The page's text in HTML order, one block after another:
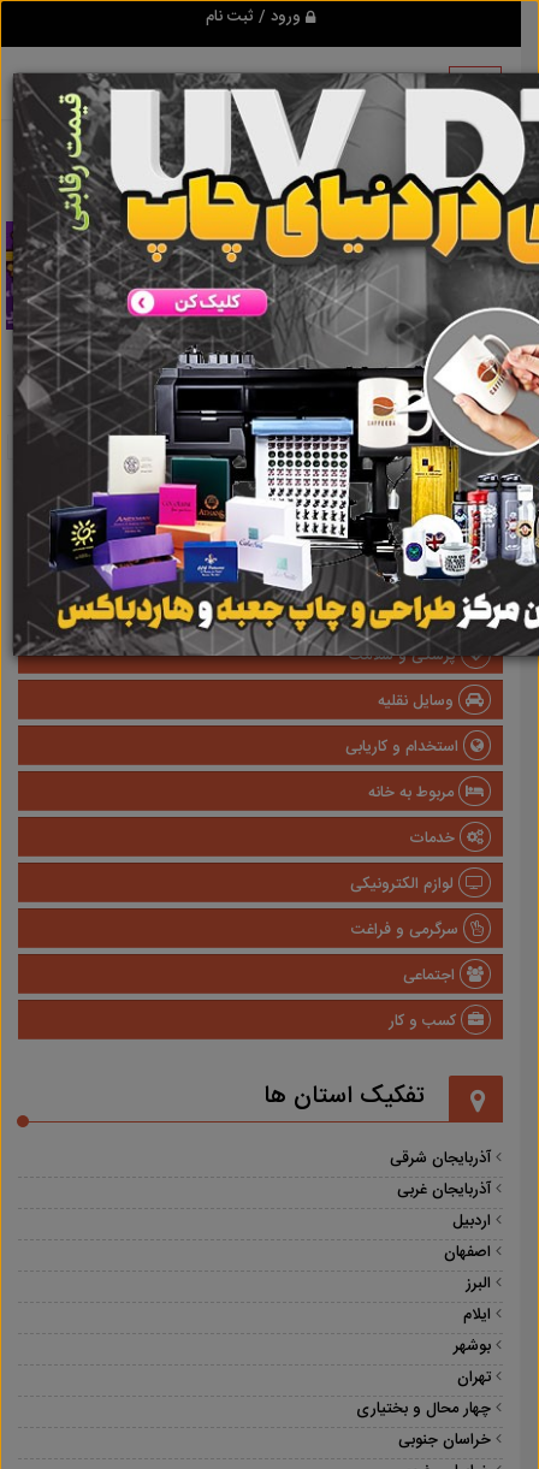
ورود / ثبت نام
تبلیغ کن ویلا چوبی پیش ساخته نتایج جستجو برای برچسبویلا چوبی
پیش ساخته
نتایج جستجو برای برچسبویلا چوبی پیش
ساخته
گروه ها
املاک
صنعتی
پزشکی و سلامت
وسایل نقلیه
استخدام و کاریابی
مربوط به خانه
خدمات
لوازم الکترونیکی
سرگرمی و فراغت
اجتماعی
کسب و کار
تفکیک استان ها
آذربایجان شرقی
آذربایجان غربی
اردبیل
اصفهان
البرز
ایلام
بوشهر
تهران
چهار محال و بختیاری
خراسان جنوبی